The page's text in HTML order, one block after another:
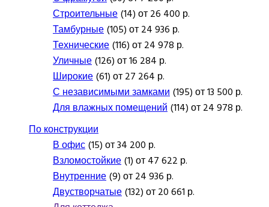
Строительные(14) от 26 400 р.
Тамбурные(105) от 24 936 р.
Технические(116) от 24 978 р.
Уличные(126) от 16 284 р.
Широкие(61) от 27 264 р.
С независимыми замками(195) от 13 500 р.
Для влажных помещений(114) от 24 978 р.
По конструкции
В офис(15) от 34 200 р.
Взломостойкие(1) от 47 622 р.
Внутренние(9) от 24 936 р.
Двустворчатые(132) от 20 661 р.